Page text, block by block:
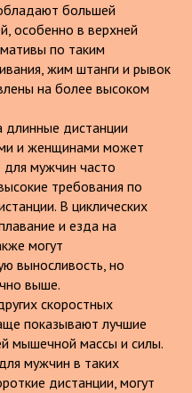
большей
особенно в верхней
по таким
жим штанги и рывок
на более высоком
длинные дистанции
и женщинами может
для мужчин часто
требования по
В циклических
и езда на
могут
выносливость, но
выше.
скоростных
показывают лучшие
мышечной массы и силы.
мужчин в таких
дистанции, могут